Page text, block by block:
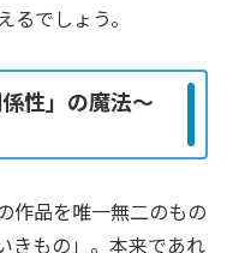
るでしょう。
性」の魔法～
作品を唯一無二のもの
きもの」。本来であれ